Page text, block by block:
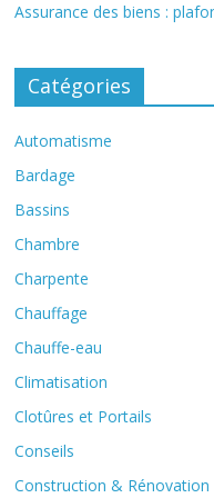
Assurance des biens :
Catégories
Automatisme
Bardage
Bassins
Chambre
Charpente
Chauffage
Chauffe-eau
Climatisation
Clotûres et Portails
Conseils
Construction & Rénovation